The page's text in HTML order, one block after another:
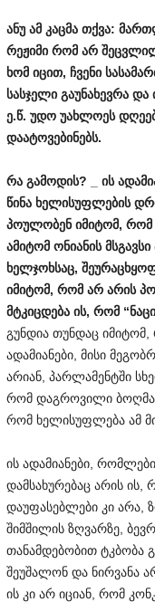
ანუ ამ კაცმა თქვა:
რეჟიმი რომ არ
ხომ იცით, ჩვენი
სასჯელი გაუნახევრა და
ე.წ. უდო უახლოეს
დაატოვებინებს.
რა გამოდის? _ ის
წინა ხელისუფლების
პოულობენ იმიტომ, რომ
ამიტომ ონიანის მსგავსი
ხელჯოხსაც,
იმიტომ, რომ არ არის
მტკიცდება ის, რომ“
გუნდია თუნდაც
ადამიანები, მისი
არიან, პარლამენტში
რომ დაგროვილი ბოღმა
რომ ხელისუფლება ამ
ის ადამიანები,
დამსახურებაც არის
დაუფასებლები კი არა,
შიმშილის ზღვარზე,
თანამდებობით ტკბობა
შეუშალონ და ნირვანა
ის კი არ იციან, რომ